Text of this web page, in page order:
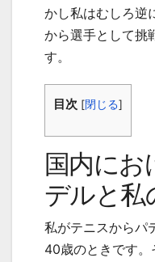
かし私はむしろ逆
から選手として挑
す。
目次 [閉じる]
国内にお
デルと私
私がテニスからパ
40歳のときです。